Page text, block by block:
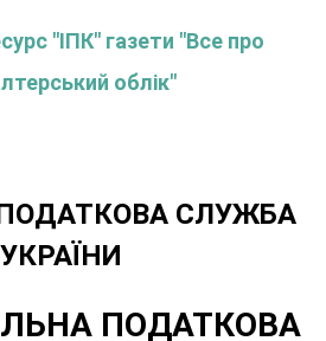
"ІПК" газети "Все про
облік"
СЛУЖБА
УКРАЇНИ
ПОДАТКОВА